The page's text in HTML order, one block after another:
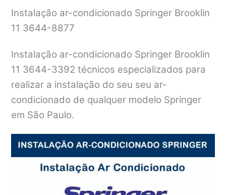
Instalação ar-condicionado Springer Brooklin
11 3644-8877
Instalação ar-condicionado Springer Brooklin
11 3644-3392 técnicos especializados para
realizar a instalação do seu seu ar-
condicionado de qualquer modelo Springer
em São Paulo.